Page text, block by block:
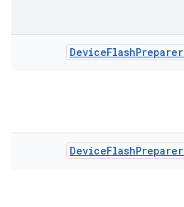
DeviceFlashPreparer
DeviceFlashPreparer